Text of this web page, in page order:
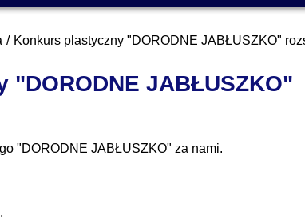
Konkurs plastyczny "DORODNE JABŁUSZKO"
JABŁUSZKO"
"DORODNE JABŁUSZKO" za nami.